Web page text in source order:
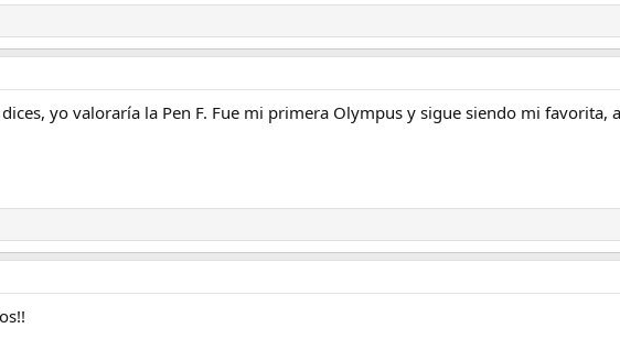
yo valoraría la Pen F. Fue mi primera Olympus y sigue siendo mi favorita,